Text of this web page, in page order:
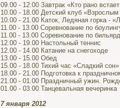
09.00 - 12.00 Завтрак «Кто рано
10.00 - 18.00 Детский клуб
10.00 - 21.00 Каток, Ледяная горка -
11.00 - 13.00 Соревнование по
11.00 - 13.00 Соревнование по
12.00 - 19.00 Настольный теннис
12.00 - 14.00 Катание на снегоходе
13.00 - 15.00 Обед
15.00 - 18.00 Тихий час «Сладкий сон»
18.00 - 21.00 Подготовка к
21.00 - 01.00 Праздничный ужин.
01.00 - 03.00 Танцевальная вечеринка
7 января 2012